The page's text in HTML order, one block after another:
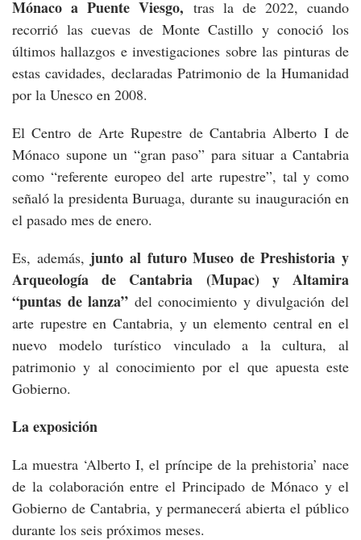
Mónaco a Puente Viesgo, tras la de 2022, cuando
recorrió las cuevas de Monte Castillo y conoció los
últimos hallazgos e investigaciones sobre las pinturas de
estas cavidades, declaradas Patrimonio de la Humanidad
por la Unesco en 2008.
El Centro de Arte Rupestre de Cantabria Alberto I de
Mónaco supone un “gran paso” para situar a Cantabria
como “referente europeo del arte rupestre”, tal y como
señaló la presidenta Buruaga, durante su inauguración en
el pasado mes de enero.
Es, además, junto al futuro Museo de Preshistoria y
Arqueología de Cantabria (Mupac) y Altamira
“puntas de lanza” del conocimiento y divulgación del
arte rupestre en Cantabria, y un elemento central en el
nuevo modelo turístico vinculado a la cultura, al
patrimonio y al conocimiento por el que apuesta este
Gobierno.
La exposición
La muestra ‘Alberto I, el príncipe de la prehistoria’ nace
de la colaboración entre el Principado de Mónaco y el
Gobierno de Cantabria, y permanecerá abierta el público
durante los seis próximos meses.